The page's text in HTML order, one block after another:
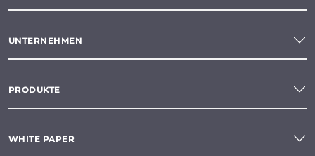
UNTERNEHMEN
PRODUKTE
WHITE PAPER